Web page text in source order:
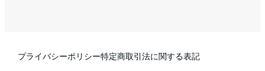
プライバシーポリシー特定商取引法に関する表記